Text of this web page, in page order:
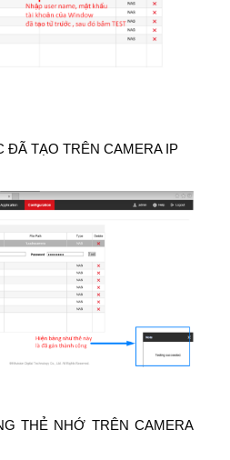
ĐÃ TẠO TRÊN CAMERA IP
THẺ NHỚ TRÊN CAMERA